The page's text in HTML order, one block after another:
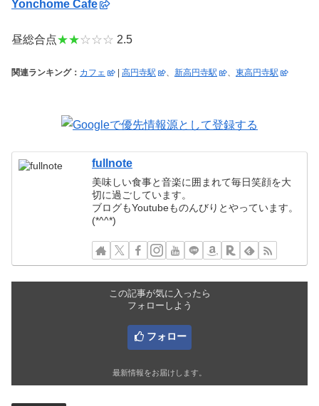
Yonchome Cafe
昼総合点★★☆☆☆ 2.5
関連ランキング： カフェ 高円寺駅 、 新高円寺駅 、 東高円寺駅
fullnote
美味しい食事と音楽に囲まれて毎日笑顔を大
切に過ごしています。
ブログもYoutubeものんびりとやっています。
(*^^*)
この記事が気に入ったら
フォローしよう
フォロー
最新情報をお届けします。